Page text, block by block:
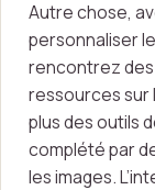
Autre chose,
personnaliser
rencontrez des
ressources sur
plus des outils
complété par
les images.